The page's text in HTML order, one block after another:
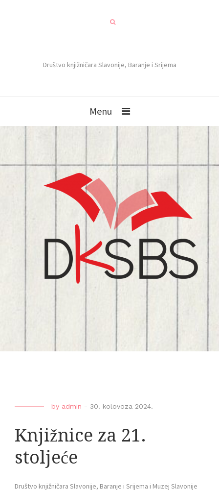
Društvo knjižničara Slavonije, Baranje i Srijema
Menu
by admin - 30. kolovoza 2024.
Knjižnice za 21.
stoljeće
Društvo knjižničara Slavonije, Baranje i Srijema i Muzej Slavonije